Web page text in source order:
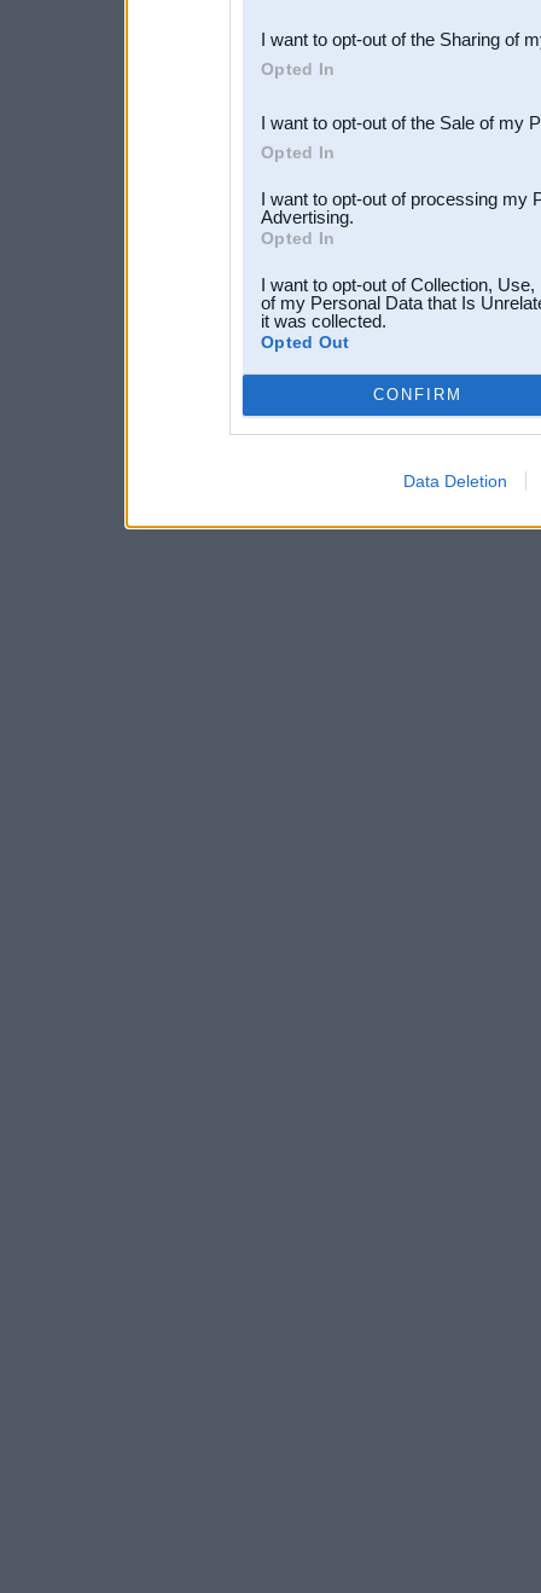
Downstream Participants
third parties.
I want to opt-out of the Sharing of
Opted In
I want to opt-out of the Sale of my
Opted In
I want to opt-out of processing my
Advertising.
Opted In
I want to opt-out of Collection,
of my Personal Data that Is
it was collected.
Opted Out
CONFIRM
Data Deletion